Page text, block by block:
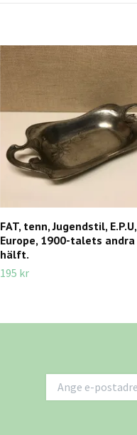
FAT, tenn, Jugendstil, E.P.U,
Europe, 1900-talets andra
hälft.
195 kr